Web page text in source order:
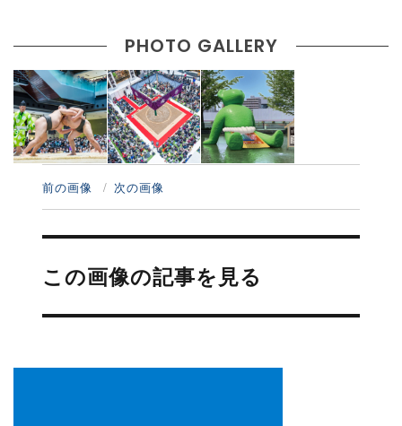
PHOTO GALLERY
前の画像 次の画像
投
ナ
ビ
ー
この画像の記事を見る